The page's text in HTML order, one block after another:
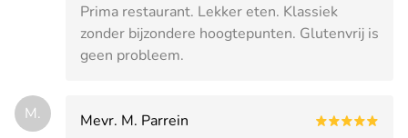
Prima restaurant. Lekker eten. Klassiek
zonder bijzondere hoogtepunten. Glutenvrij is
geen probleem.
M.
Mevr. M. Parrein